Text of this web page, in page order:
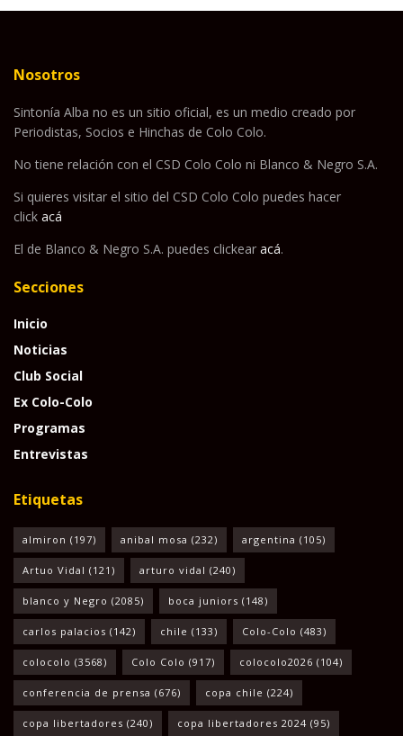
Nosotros
Sintonía Alba no es un sitio oficial, es un medio creado por
Periodistas, Socios e Hinchas de Colo Colo.
No tiene relación con el CSD Colo Colo ni Blanco & Negro S.A.
Si quieres visitar el sitio del CSD Colo Colo puedes hacer
click acá
El de Blanco & Negro S.A. puedes clickear acá.
Secciones
Inicio
Noticias
Club Social
Ex Colo-Colo
Programas
Entrevistas
Etiquetas
almiron (197) anibal mosa (232) argentina (105)
Artuo Vidal (121) arturo vidal (240)
blanco y Negro (2085) boca juniors (148)
carlos palacios (142) chile (133) Colo-Colo (483)
colocolo (3568) Colo Colo (917) colocolo2026 (104)
conferencia de prensa (676) copa chile (224)
copa libertadores (240) copa libertadores 2024 (95)